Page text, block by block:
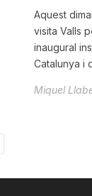
Aquest
visita Valls
inaugural
Catalunya i
Miquel